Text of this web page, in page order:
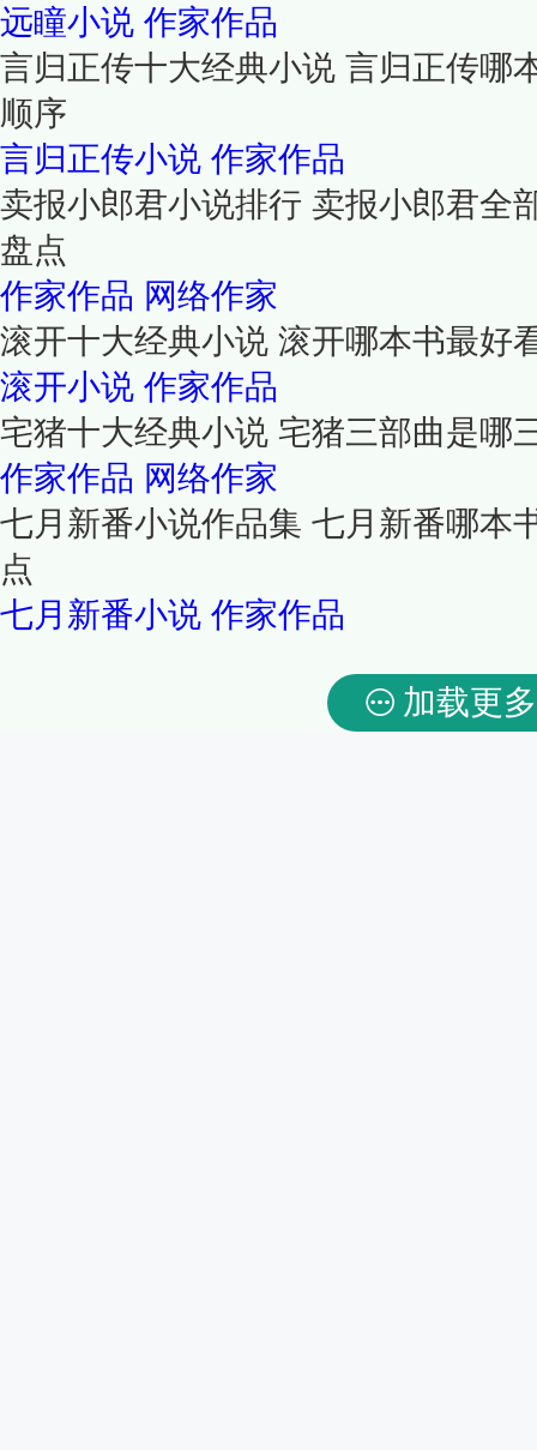
远瞳小说 作家作品
言归正传十大经典小说 言归正传哪
顺序
言归正传小说 作家作品
卖报小郎君小说排行 卖报小郎君全
盘点
作家作品 网络作家
滚开十大经典小说 滚开哪本书最好
滚开小说 作家作品
宅猪十大经典小说 宅猪三部曲是哪
作家作品 网络作家
七月新番小说作品集 七月新番哪本
点
七月新番小说 作家作品
加载更多